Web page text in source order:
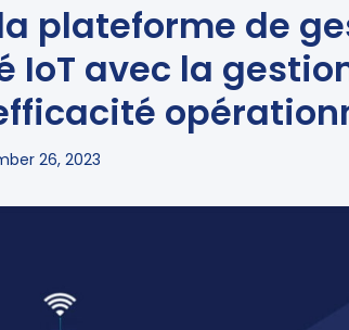
plateforme de
IoT avec la
26, 2023